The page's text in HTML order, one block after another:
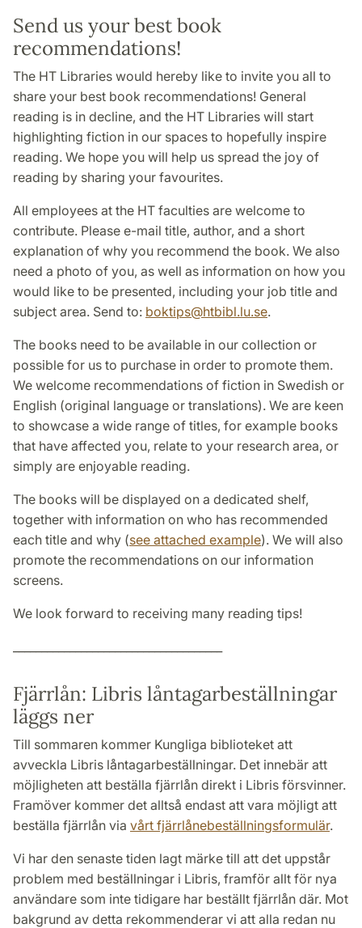
Send us your best book
recommendations!
The HT Libraries would hereby like to invite you all to
share your best book recommendations! General
reading is in decline, and the HT Libraries will start
highlighting fiction in our spaces to hopefully inspire
reading. We hope you will help us spread the joy of
reading by sharing your favourites.
All employees at the HT faculties are welcome to
contribute. Please e-mail title, author, and a short
explanation of why you recommend the book. We also
need a photo of you, as well as information on how you
would like to be presented, including your job title and
subject area. Send to: boktips@htbibl.lu.se.
The books need to be available in our collection or
possible for us to purchase in order to promote them.
We welcome recommendations of fiction in Swedish or
English (original language or translations). We are keen
to showcase a wide range of titles, for example books
that have affected you, relate to your research area, or
simply are enjoyable reading.
The books will be displayed on a dedicated shelf,
together with information on who has recommended
each title and why (see attached example). We will also
promote the recommendations on our information
screens.
We look forward to receiving many reading tips!
Fjärrlån: Libris låntagarbeställningar
läggs ner
Till sommaren kommer Kungliga biblioteket att
avveckla Libris låntagarbeställningar. Det innebär att
möjligheten att beställa fjärrlån direkt i Libris försvinner.
Framöver kommer det alltså endast att vara möjligt att
beställa fjärrlån via vårt fjärrlånebeställningsformulär.
Vi har den senaste tiden lagt märke till att det uppstår
problem med beställningar i Libris, framför allt för nya
användare som inte tidigare har beställt fjärrlån där. Mot
bakgrund av detta rekommenderar vi att alla redan nu